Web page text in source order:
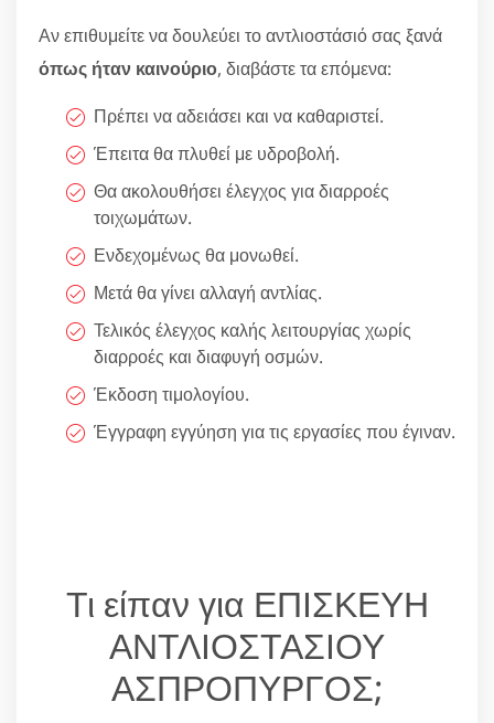
Αν επιθυμείτε να δουλεύει το αντλιοστάσιό σας ξανά
όπως ήταν καινούριο, διαβάστε τα επόμενα:
Πρέπει να αδειάσει και να καθαριστεί.
Έπειτα θα πλυθεί με υδροβολή.
Θα ακολουθήσει έλεγχος για διαρροές
τοιχωμάτων.
Ενδεχομένως θα μονωθεί.
Μετά θα γίνει αλλαγή αντλίας.
Τελικός έλεγχος καλής λειτουργίας χωρίς
διαρροές και διαφυγή οσμών.
Έκδοση τιμολογίου.
Έγγραφη εγγύηση για τις εργασίες που έγιναν.
Τι είπαν για ΕΠΙΣΚΕΥΗ
ΑΝΤΛΙΟΣΤΑΣΙΟΥ
ΑΣΠΡΟΠΥΡΓΟΣ;